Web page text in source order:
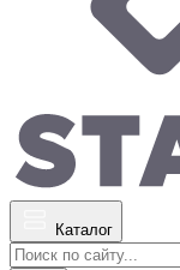
Каталог